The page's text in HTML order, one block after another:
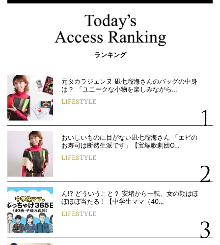
ランキング
元タカラジェンヌ 凪七瑠海さんのバッグの中身
は？ 「ユニークな小物を楽しみながら…
LIFESTYLE
おいしいものに目がない凪七瑠海さん 「エビの
お寿司は断然生派です」【宝塚歌劇団O…
LIFESTYLE
ん!? どういうこと？ 安堵から一転、女の勘はほ
ぼほぼ当たる！【中学生ママ（40…
LIFESTYLE